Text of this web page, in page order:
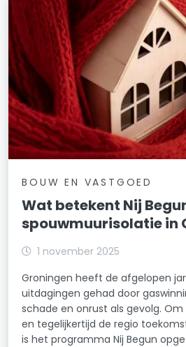
BOUW EN VASTGOED
Wat betekent Nij
spouwmuurisolatie in
1 november 2025
Groningen heeft de afgelopen
uitdagingen gehad door
schade en onrust als gevolg.
en tegelijkertijd de regio
is het programma Nij Begun